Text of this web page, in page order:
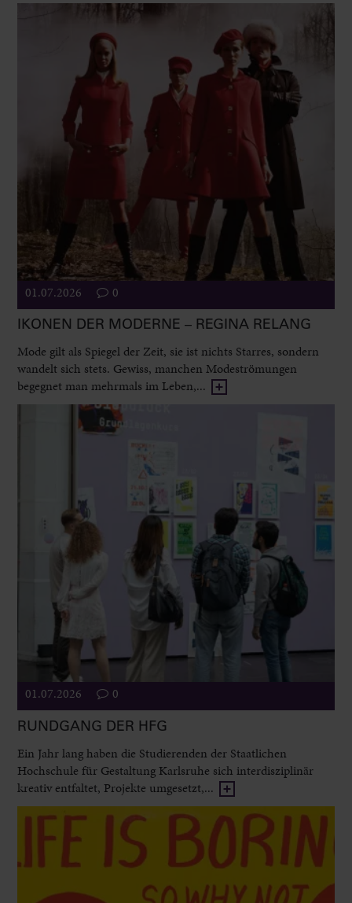
01.07.2026 0
IKONEN DER MODERNE – REGINA RELANG
Mode gilt als Spiegel der Zeit, sie ist nichts Starres, sondern
wandelt sich stets. Gewiss, manchen Modeströmungen
begegnet man mehrmals im Leben,...
01.07.2026 0
RUNDGANG DER HFG
Ein Jahr lang haben die Studierenden der Staatlichen
Hochschule für Gestaltung Karlsruhe sich interdisziplinär
kreativ entfaltet, Projekte umgesetzt,...